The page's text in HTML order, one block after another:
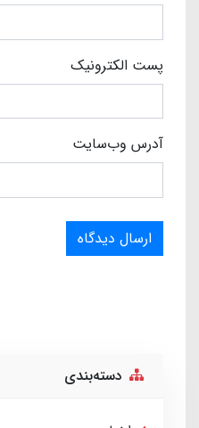
پست الکترونیک
آدرس وب‌سایت
ارسال دیدگاه
دسته‌بندی